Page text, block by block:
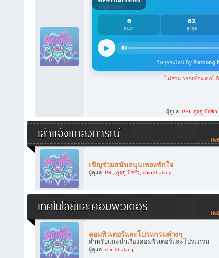
ผู้ดูแล: PSI, ภูฤดู ปักซัว
เล่าแจ้งแถลงการณ์
เชิญร่วมสนับสนุนเพลงพักใจ
ผู้ดูแล: PSI, ภูฤดู ปักซัว, chin khalang
เทคโนโลยีและคอมพิวเตอร์
คอมพิวเตอร์และโปรแกรมต่างๆ
สำหรับแนะนำเรื่องคอมพิวเตอร์และโปรแกรม
ผู้ดูแล: chin khalang